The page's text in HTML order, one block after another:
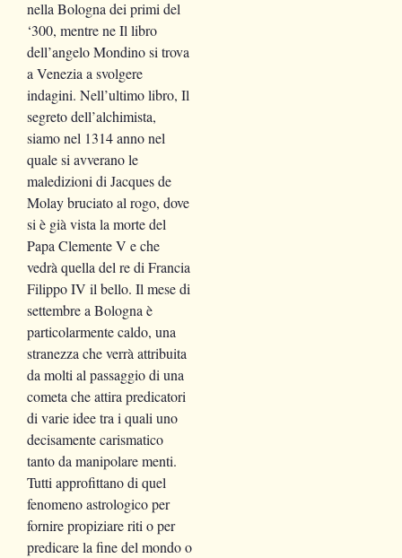
nella Bologna dei primi del
‘300, mentre ne Il libro
dell’angelo Mondino si trova
a Venezia a svolgere
indagini. Nell’ultimo libro, Il
segreto dell’alchimista,
siamo nel 1314 anno nel
quale si avverano le
maledizioni di Jacques de
Molay bruciato al rogo, dove
si è già vista la morte del
Papa Clemente V e che
vedrà quella del re di Francia
Filippo IV il bello. Il mese di
settembre a Bologna è
particolarmente caldo, una
stranezza che verrà attribuita
da molti al passaggio di una
cometa che attira predicatori
di varie idee tra i quali uno
decisamente carismatico
tanto da manipolare menti.
Tutti approfittano di quel
fenomeno astrologico per
fornire propiziare riti o per
predicare la fine del mondo o